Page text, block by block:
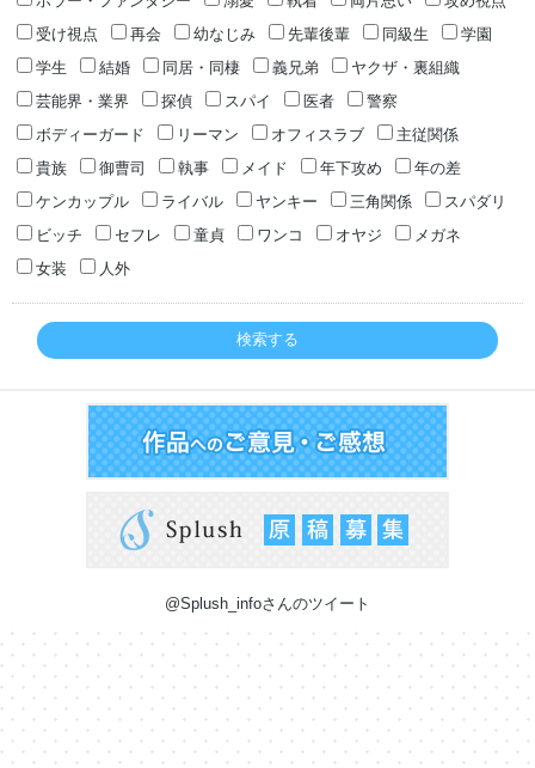
受け視点
再会 幼なじみ 先輩後輩 同級生
学園
学生
結婚 同居・同棲 義兄弟
ヤクザ・裏組織
芸能界・業界
探偵 スパイ 医者
警察
ボディーガード
リーマン オフィスラブ
主従関係
貴族
御曹司 執事 メイド 年下攻め
年の差
ケンカップル
ライバル ヤンキー 三角関係
スパダリ
ビッチ
セフレ 童貞 ワンコ オヤジ
メガネ
女装
人外
検索する
@Splush_infoさんのツイート